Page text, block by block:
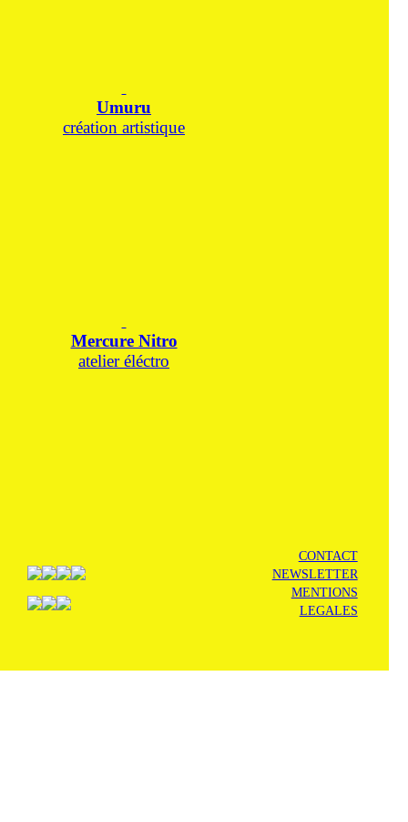
Umuru
création artistique
Mercure Nitro
atelier éléctro
CONTACT
NEWSLETTER
MENTIONS
LEGALES